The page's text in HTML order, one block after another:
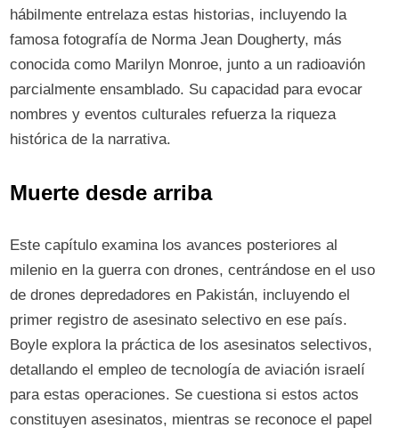
hábilmente entrelaza estas historias, incluyendo la
famosa fotografía de Norma Jean Dougherty, más
conocida como Marilyn Monroe, junto a un radioavión
parcialmente ensamblado. Su capacidad para evocar
nombres y eventos culturales refuerza la riqueza
histórica de la narrativa.
Muerte desde arriba
Este capítulo examina los avances posteriores al
milenio en la guerra con drones, centrándose en el uso
de drones depredadores en Pakistán, incluyendo el
primer registro de asesinato selectivo en ese país.
Boyle explora la práctica de los asesinatos selectivos,
detallando el empleo de tecnología de aviación israelí
para estas operaciones. Se cuestiona si estos actos
constituyen asesinatos, mientras se reconoce el papel